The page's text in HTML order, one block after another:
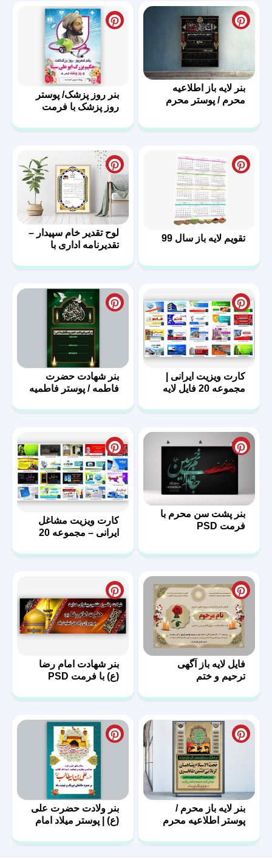
بنر لایه باز اطلاعیه
محرم / پوستر محرم
بنر روز پزشک/ پوستر
روز پزشک با فرمت
تقویم لایه باز سال 99
لوح تقدیر خام سپیدار –
تقدیرنامه اداری با
کارت ویزیت ایرانی |
مجموعه 20 فایل لایه
بنر شهادت حضرت
فاطمه / پوستر فاطمیه
بنر پشت سن محرم با
فرمت PSD
کارت ویزیت مشاغل
ایرانی – مجموعه 20
دوم
فایل لایه باز آگهی
ترحیم و ختم
بنر شهادت امام رضا
(ع) با فرمت PSD
بنر لایه باز محرم /
پوستر اطلاعیه محرم
بنر ولادت حضرت علی
(ع) | پوستر میلاد امام